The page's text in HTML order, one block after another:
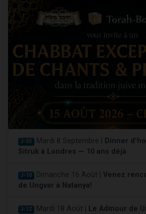
J-33 Mardi 8 Septembre |
Dinner
Sitruk à Londres — 10 ans déjà
J-10 Dimanche 16 Août | Venez
de Ungvar à Natanya!
J-12 Mardi 18 Août |
Le Admour de